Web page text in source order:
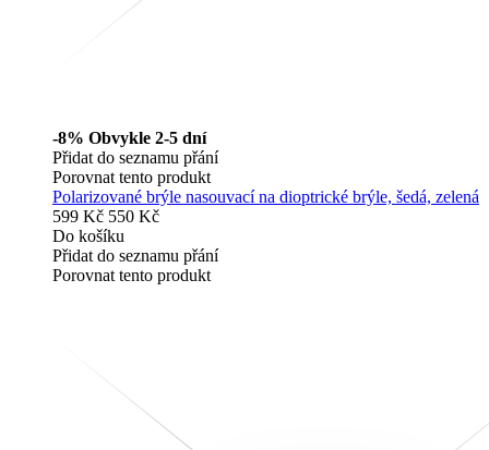
-8% Obvykle 2-5 dní
Přidat do seznamu přání
Porovnat tento produkt
Polarizované brýle nasouvací na dioptrické brýle, šedá, zelená
599 Kč 550 Kč
Do košíku
Přidat do seznamu přání
Porovnat tento produkt